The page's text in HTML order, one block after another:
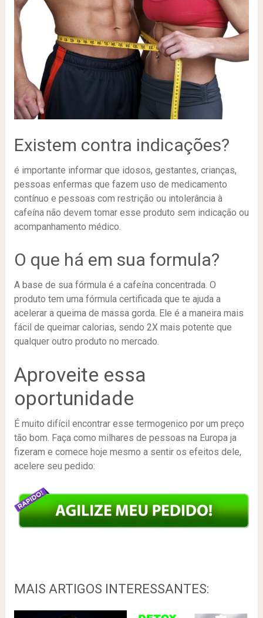
Existem contra indicações?
é importante informar que idosos, gestantes, crianças,
pessoas enfermas que fazem uso de medicamento
contínuo e pessoas com restrição ou intolerância à
cafeína não devem tomar esse produto sem indicação ou
acompanhamento médico.
O que há em sua formula?
A base de sua fórmula é a cafeína concentrada. O
produto tem uma fórmula certificada que te ajuda a
acelerar a queima de massa gorda. Ele é a maneira mais
fácil de queimar calorias, sendo 2X mais potente que
qualquer outro produto no mercado.
Aproveite essa
oportunidade
É muito difícil encontrar esse termogenico por um preço
tão bom. Faça como milhares de pessoas na Europa ja
fizeram e comece hoje mesmo a sentir os efeitos dele,
acelere seu pedido:
MAIS ARTIGOS INTERESSANTES: